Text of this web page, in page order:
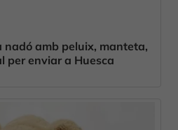
nadó amb peluix, manteta,
per enviar a Huesca